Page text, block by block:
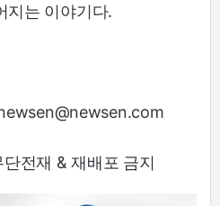
지는 이야기다.
전재 & 재배포 금지